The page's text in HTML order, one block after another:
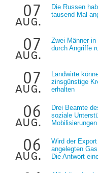
07
aug.
Die Russen
tausend Mal
07
aug.
Zwei Männer
durch Angriffe
07
aug.
Landwirte
zinsgünstige
erhalten
06
aug.
Drei Beamte
soziale
06
aug.
Wird der
angelegten
Die Antwort